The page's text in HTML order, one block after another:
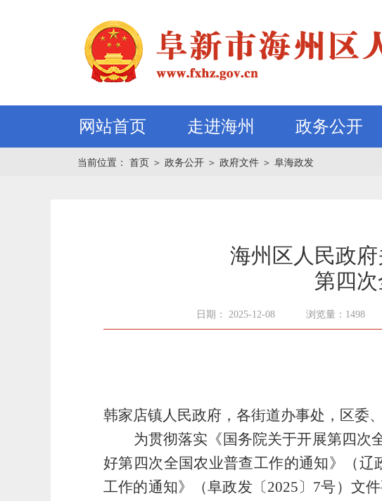
网站首页 走进海州 政务公开
当前位置： 首页 ＞ 政务公开 ＞ 政府文件 ＞ 阜海政发
海州区人民政
第四次
日期： 2025-12-08 浏览量：1498
韩家店镇人民政府，各街道办事处，区委
为贯彻落实《国务院关于开展第四次
好第四次全国农业普查工作的通知》（辽
工作的通知》
（阜政发〔2025〕 7号） 文件